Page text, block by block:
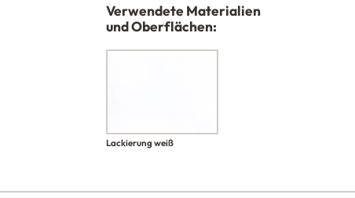
Verwendete Materialien
und Oberflächen:
Lackierung weiß